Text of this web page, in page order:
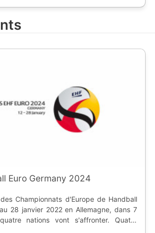
Euro Germany 2024
Championnats d'Europe de Handball
28 janvier 2022 en Allemagne, dans 7
nations vont s'affronter. Quatre